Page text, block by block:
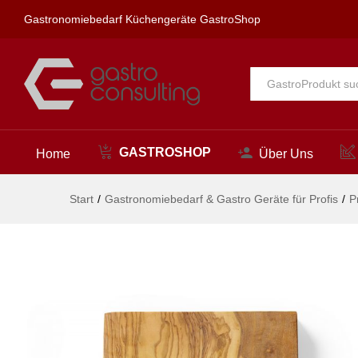
Gastronomiebedarf Küchengeräte GastroShop
Alle
Home GASTROSHOP Über Uns
Start / Gastronomiebedarf & Gastro Geräte für Profis /
Beschreibung